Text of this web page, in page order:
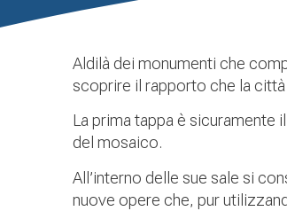
Aldilà dei monumenti che
scoprire il rapporto che la
La prima tappa è sicuramente il
del mosaico.
All’interno delle sue sale si
nuove opere che, pur